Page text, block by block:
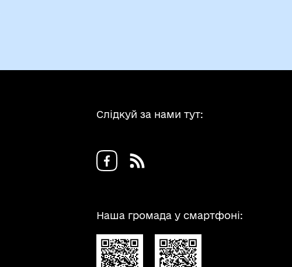
Слідкуй за нами тут:
Наша громада у смартфоні: